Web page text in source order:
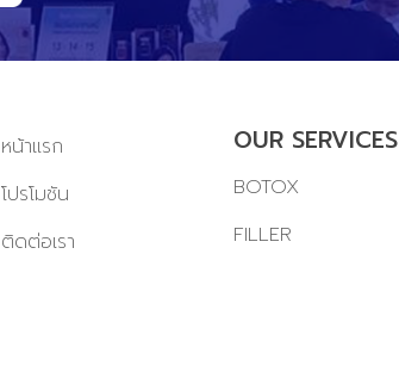
หน้าแรก
โปรโมชัน
ติดต่อเรา
OUR SERVICES
BOTOX
FILLER